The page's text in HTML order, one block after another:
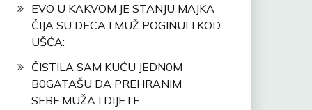
EVO U KAKVOM JE STANJU MAJKA
ČIJA SU DECA I MUŽ POGINULI KOD
UŠĆA:
ČISTILA SAM KUĆU JEDN0M
B0GATAŠU DA PREHRANIM
SEBE,MUŽA I DIJETE..